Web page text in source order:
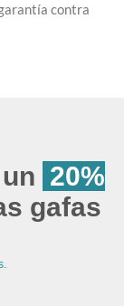
contra
20%
gafas